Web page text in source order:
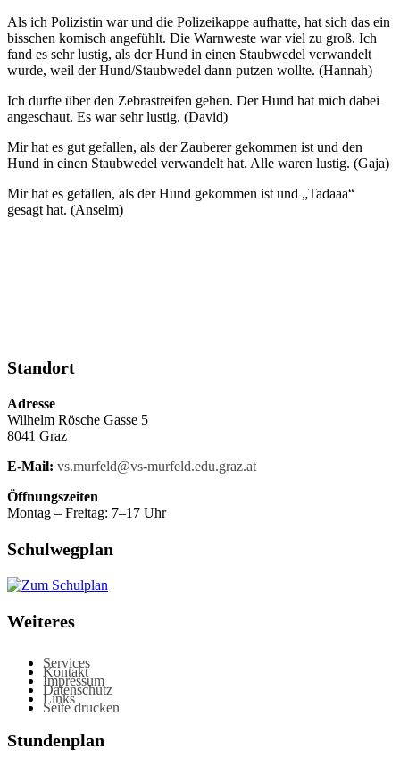
Als ich Polizistin war und die Polizeikappe aufhatte, hat sich das ein
bisschen komisch angefühlt. Die Warnweste war viel zu groß. Ich
fand es sehr lustig, als der Hund in einen Staubwedel verwandelt
wurde, weil der Hund/Staubwedel dann putzen wollte. (Hannah)
Ich durfte über den Zebrastreifen gehen. Der Hund hat mich dabei
angeschaut. Es war sehr lustig. (David)
Mir hat es gut gefallen, als der Zauberer gekommen ist und den
Hund in einen Staubwedel verwandelt hat. Alle waren lustig. (Gaja)
Mir hat es gefallen, als der Hund gekommen ist und „Tadaaa“
gesagt hat. (Anselm)
Standort
Adresse
Wilhelm Rösche Gasse 5
8041 Graz
E-Mail: vs.murfeld@vs-murfeld.edu.graz.at
Öffnungszeiten
Montag – Freitag: 7–17 Uhr
Schulwegplan
Weiteres
Services
Kontakt
Impressum
Datenschutz
Links
Seite drucken
Stundenplan